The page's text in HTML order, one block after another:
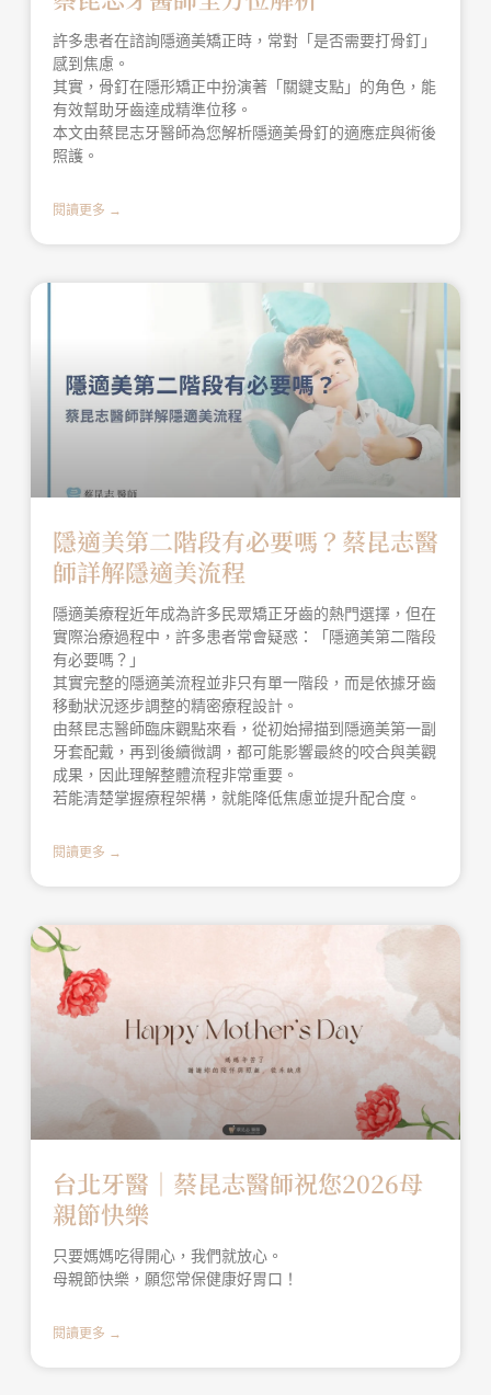
許多患者在諮詢隱適美矯正時，常對「是否需要打骨釘」
感到焦慮。
其實，骨釘在隱形矯正中扮演著「關鍵支點」的角色，能
有效幫助牙齒達成精準位移。
本文由蔡昆志牙醫師為您解析隱適美骨釘的適應症與術後
照護。
閱讀更多 →
隱適美第二階段有必要嗎？蔡昆志醫
師詳解隱適美流程
隱適美療程近年成為許多民眾矯正牙齒的熱門選擇，但在
實際治療過程中，許多患者常會疑惑：「隱適美第二階段
有必要嗎？」
其實完整的隱適美流程並非只有單一階段，而是依據牙齒
移動狀況逐步調整的精密療程設計。
由蔡昆志醫師臨床觀點來看，從初始掃描到隱適美第一副
牙套配戴，再到後續微調，都可能影響最終的咬合與美觀
成果，因此理解整體流程非常重要。
若能清楚掌握療程架構，就能降低焦慮並提升配合度。
閱讀更多 →
台北牙醫│蔡昆志醫師祝您2026母
親節快樂
只要媽媽吃得開心，我們就放心。
母親節快樂，願您常保健康好胃口！
閱讀更多 →